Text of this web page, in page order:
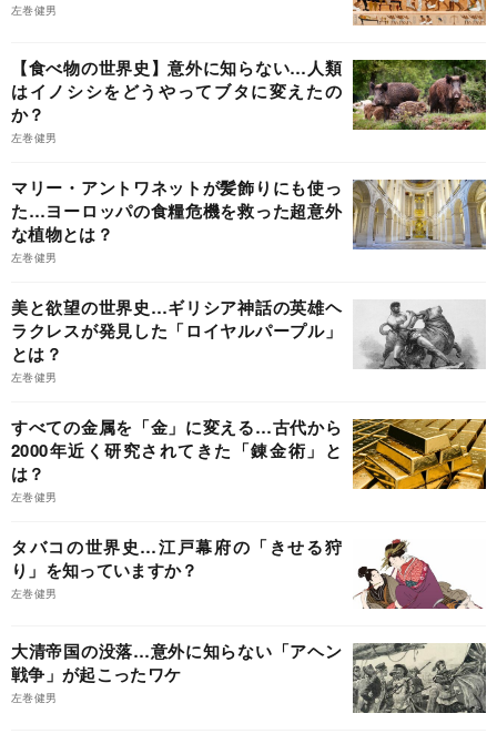
左巻健男
【食べ物の世界史】意外に知らない…人類
はイノシシをどうやってブタに変えたの
か？
左巻健男
マリー・アントワネットが髪飾りにも使っ
た…ヨーロッパの食糧危機を救った超意外
な植物とは？
左巻健男
美と欲望の世界史…ギリシア神話の英雄ヘ
ラクレスが発見した「ロイヤルパープル」
とは？
左巻健男
すべての金属を「金」に変える…古代から
2000年近く研究されてきた「錬金術」と
は？
左巻健男
タバコの世界史…江戸幕府の「きせる狩
り」を知っていますか？
左巻健男
大清帝国の没落…意外に知らない「アヘン
戦争」が起こったワケ
左巻健男